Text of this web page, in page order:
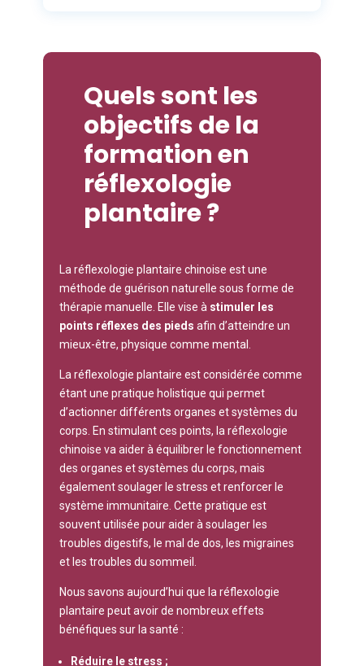
Quels sont les
objectifs de la
formation en
réflexologie
plantaire ?
La réflexologie plantaire chinoise est une
méthode de guérison naturelle sous forme de
thérapie manuelle. Elle vise à stimuler les
points réflexes des pieds afin d’atteindre un
mieux-être, physique comme mental.
La réflexologie plantaire est considérée comme
étant une pratique holistique qui permet
d’actionner différents organes et systèmes du
corps. En stimulant ces points, la réflexologie
chinoise va aider à équilibrer le fonctionnement
des organes et systèmes du corps, mais
également soulager le stress et renforcer le
système immunitaire. Cette pratique est
souvent utilisée pour aider à soulager les
troubles digestifs, le mal de dos, les migraines
et les troubles du sommeil.
Nous savons aujourd’hui que la réflexologie
plantaire peut avoir de nombreux effets
bénéfiques sur la santé :
Réduire le stress ;